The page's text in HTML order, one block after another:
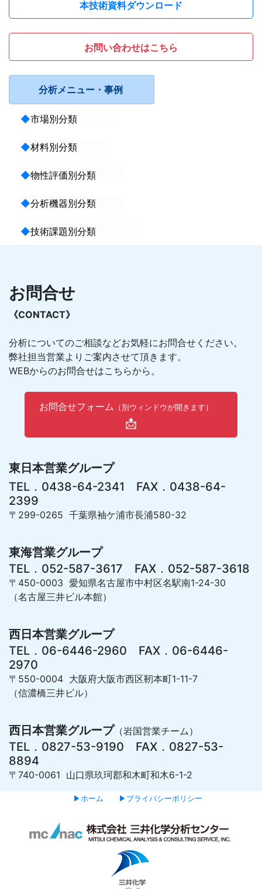
本技術資料ダウンロード
お問い合わせはこちら
分析メニュー・事例
◆市場別分類
◆材料別分類
◆物性評価別分類
◆分析機器別分類
◆技術課題別分類
お問合せ
《CONTACT》
分析についてのご相談などお気軽にお問合せください。
弊社担当営業よりご案内させて頂きます。
WEBからのお問合せはこちらから。
お問合せフォーム （別ウィンドウが開きます）
📩
東日本営業グループ
TEL．0438-64-2341 FAX．0438-64-
2399
〒299-0265 千葉県袖ケ浦市長浦580-32
東海営業グループ
TEL．052-587-3617 FAX．052-587-3618
〒450-0003 愛知県名古屋市中村区名駅南1-24-30
（名古屋三井ビル本館）
西日本営業グループ
TEL．06-6446-2960 FAX．06-6446-
2970
〒550-0004 大阪府大阪市西区靭本町1-11-7
（信濃橋三井ビル）
西日本営業グループ （岩国営業チーム）
TEL．0827-53-9190 FAX．0827-53-
8894
〒740-0061 山口県玖珂郡和木町和木6-1-2
▶ホーム ▶プライバシーポリシー